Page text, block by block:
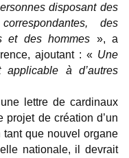
disposant des
des
et des hommes », a
ajoutant : « Une
à d’autres
lettre de cardinaux
projet de création d’un
que nouvel organe
nationale, il devrait